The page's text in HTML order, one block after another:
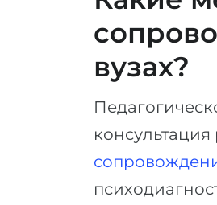
вузах?
консультация